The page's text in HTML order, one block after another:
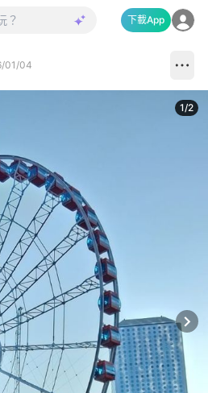
下載App
01/04
1/2